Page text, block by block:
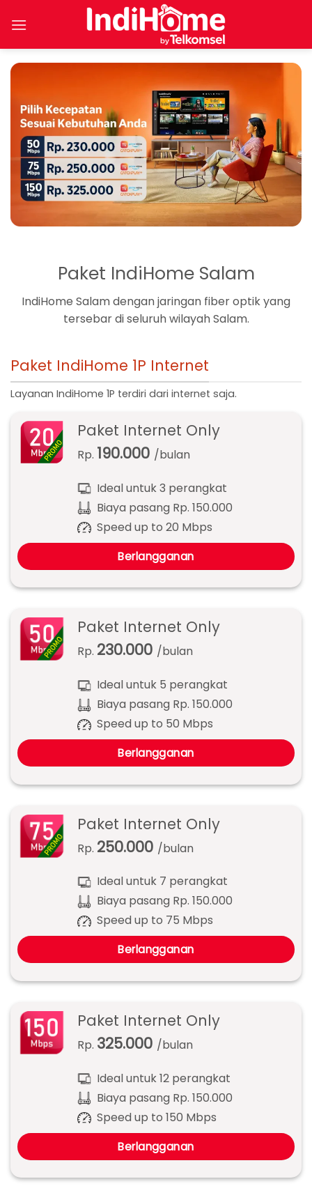
Paket IndiHome Salam
IndiHome Salam dengan jaringan fiber optik yang
tersebar di seluruh wilayah Salam.
Paket IndiHome 1P Internet
Layanan IndiHome 1P terdiri dari internet saja.
Paket Internet Only
Rp. 190.000 /bulan
Ideal untuk 3 perangkat
Biaya pasang Rp. 150.000
Speed up to 20 Mbps
Berlangganan
Paket Internet Only
Rp. 230.000 /bulan
Ideal untuk 5 perangkat
Biaya pasang Rp. 150.000
Speed up to 50 Mbps
Berlangganan
Paket Internet Only
Rp. 250.000 /bulan
Ideal untuk 7 perangkat
Biaya pasang Rp. 150.000
Speed up to 75 Mbps
Berlangganan
Paket Internet Only
Rp. 325.000 /bulan
Ideal untuk 12 perangkat
Biaya pasang Rp. 150.000
Speed up to 150 Mbps
Berlangganan